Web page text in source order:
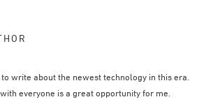
write about the newest technology in this era.
everyone is a great opportunity for me.